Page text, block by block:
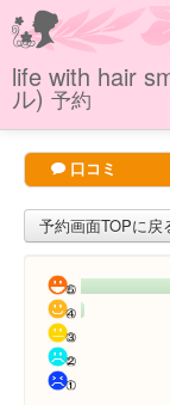
life with hair
ル) 予約
口コミ
予約画面TOPに戻